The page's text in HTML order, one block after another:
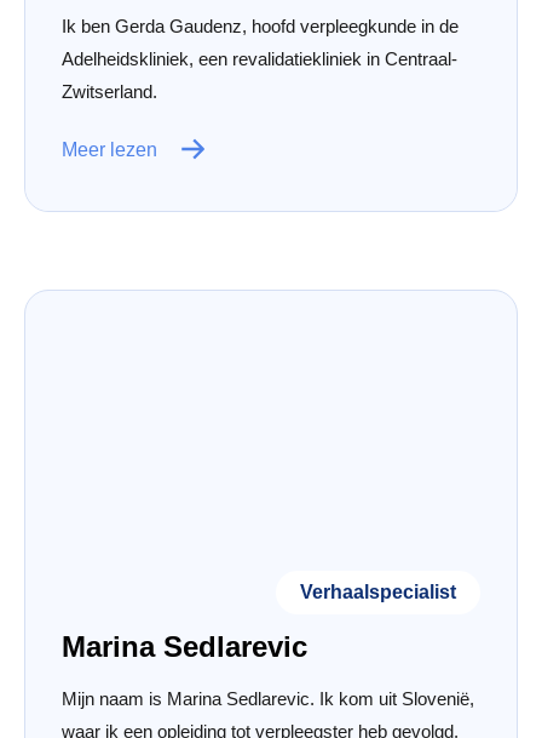
Ik ben Gerda Gaudenz, hoofd verpleegkunde in de
Adelheidskliniek, een revalidatiekliniek in Centraal-
Zwitserland.
Meer lezen
Verhaalspecialist
Marina Sedlarevic
Mijn naam is Marina Sedlarevic. Ik kom uit Slovenië,
waar ik een opleiding tot verpleegster heb gevolgd.